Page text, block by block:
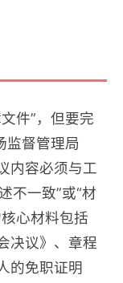
件”，但要完
监督管理局
内容必须与工
不一致”或“材
心材料包括
决议》、章程
的免职证明